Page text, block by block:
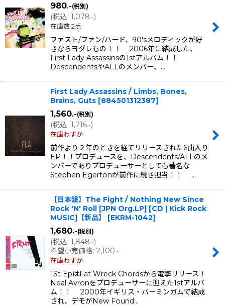
980.-(税別)
(税込: 1,078.-)
在庫数 2点
ファスト/ファン/ハード、90'sメロディックが好
きならヨダレもの！！ 2006年に結成した、
First Lady Assassinsの1stアルバム！！
DescendentsやALLのメンバー、…
First Lady Assassins / Limbs, Bones,
Brains, Guts [884501312387]
1,560.-(税別)
(税込: 1,716.-)
在庫わずか
前作より２年のときを経てリリースされた6曲入り
EP！！プロデュースを、Descendents/ALLのメ
ンバーでありプロデューサーとしても著名な
Stephen Egertonが前作に続き担当！！ …
【日本盤】The Fight / Nothing New Since
Rock 'N' Roll [JPN Org.LP] [CD | Kick Rock
MUSIC]【新品】
[EKRM-1042]
1,680.-(税別)
(税込: 1,848.-)
希望小売価格: 2,100.-
在庫わずか
1St EpはFat Wreck Chordsから電撃リリース！
Neal Avronをプロデューサーに迎えた1stアルバ
ム！！ 2000年イギリス・バーミンガムで結成
され、デモがNew Found…